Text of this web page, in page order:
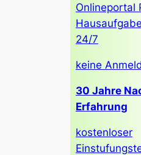
Onlineportal
24/7
keine
30 Jahre
Erfahrung
kostenloser